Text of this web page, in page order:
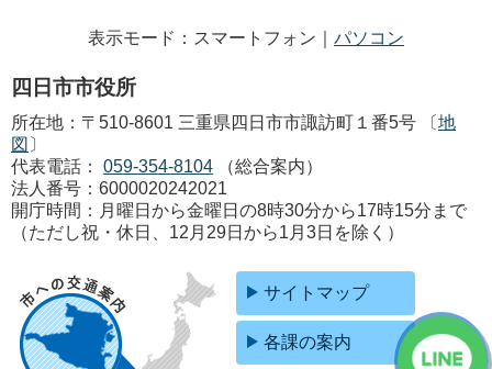
表示モード：スマートフォン｜ パソコン
四日市市役所
所在地：〒510-8601 三重県四日市市諏訪町１番5号 〔地
図 〕
代表電話：
059-354-8104
（総合案内）
法人番号：6000020242021
開庁時間：月曜日から金曜日の8時30分から17時15分まで
（ただし祝・休日、12月29日から1月3日を除く）
サイトマップ
各課の案内